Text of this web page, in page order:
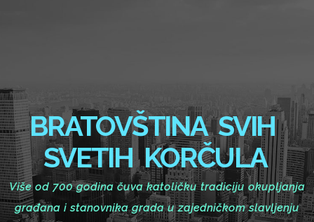
BRATOVŠTINA SVIH
SVETIH KORČULA
Više od 700 godina čuva katoličku tradiciju okupljanja
građana i stanovnika grada u zajedničkom slavljenju